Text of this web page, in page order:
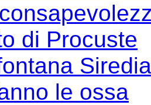
di Procuste
Siredia
le ossa